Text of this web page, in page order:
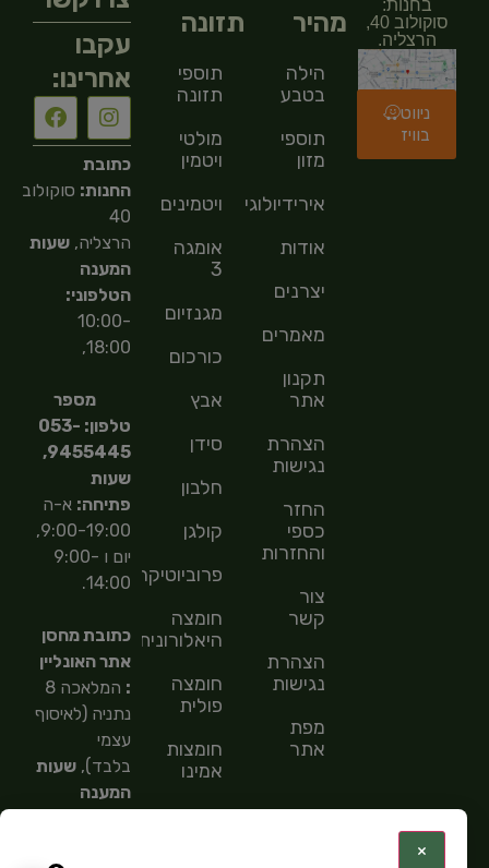
בחנות:
סוקולוב 40,
הרצליה.
ניווט
בוויז
מהיר
הילה
בטבע
תוספי
מזון
אירידיולוגיה
אודות
יצרנים
מאמרים
תקנון
אתר
הצהרת
נגישות
החזר
כספי
והחזרות
צור
קשר
הצהרת
נגישות
מפת
אתר
תזונה
תוספי
תזונה
מולטי
ויטמין
ויטמינים
אומגה
3
מגנזיום
כורכום
אבץ
סידן
חלבון
קולגן
פרוביוטיקה
חומצה
היאלורונית
חומצה
פולית
חומצות
אמינו
חומצות
עקבו
אחרינו:
כתובת
החנות: סוקולוב
40
הרצליה,שעות
המענה
הטלפוני:
10:00-
18:00,
מספר
טלפון: 053-
9455445,
שעות
פתיחה: א-ה
9:00-19:00,
יום ו 9:00-
14:00.
כתובת מחסן
אתר האונליין
:
המלאכה 8
נתניה (לאיסוף
עצמי
בלבד),שעות
המענה
×